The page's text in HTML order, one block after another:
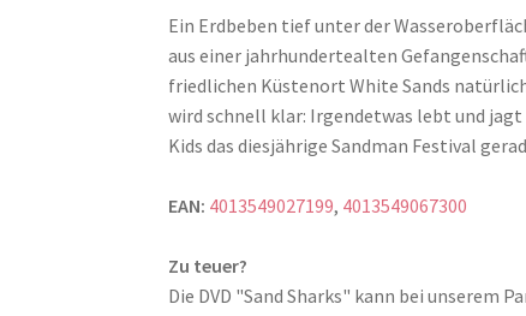
Ein Erdbeben tief unter der
aus einer jahrhundertealten
friedlichen Küstenort White Sands
wird schnell klar: Irgendetwas lebt und jagt
Kids das diesjährige Sandman Festival
EAN: 4013549027199, 4013549067300
Zu teuer?
Die DVD "Sand Sharks" kann bei unserem